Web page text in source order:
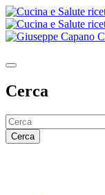
Cerca
Cerca